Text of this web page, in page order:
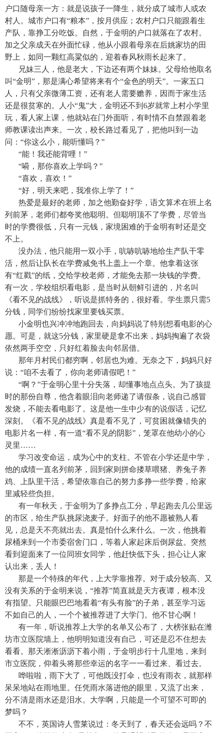
户口随母亲一方：就是说孩子一降生，就分成了城市人或农
村人。城市户口有“粮本”，按月供应；农村户口只能跟着生
产队，靠挣工分吃饭。自然，于金明的户口就落在了农村。
加之父亲成天在外面忙碌，他从小跟着母亲在后姚家坊的田
野上，如同一颗红高粱似的，迎着春风秋雨长起来了。
兄妹三人，他是老大，下边还有两个妹妹。父母给他取名
叫“金明”，那是满心希望将来有个“金色的明天”。一家五口
人，只有父亲微薄工资，还有老人需要赡养，因而于家生活
还是很贫寒的。人小“鬼”大，金明还不到6岁就常上村小学里
玩，看人家上课，他就站在门外面听，有时情不自禁跟着老
师教课读出声来。一次，校长路过看见了，把他叫到一边
问：“你这么小，能听懂吗？”
“能！我还能背哩！”
“嗬，那你喜欢上学吗？”
“喜欢，喜欢！”
“好，明天来吧，我准你上学了！”
热爱是最好的老师，加之他勤奋好学，语文算术在班上名
列前茅，老师们都夸奖他聪明。但聪明顶不了学费，尽管当
时的学费很低，只有一元钱，家境困难的于金明有时还是交
不上。
没办法，他只能用一双小手，吭哧吭哧地给生产队干零
活，然后让队长在学费减免书上盖上一个章。他拿着这张
有“红戳”的纸，交给学校老师，才能免去那一块钱的学费。
有一次，学校组织看电影，是当时从朝鲜引进的，片名叫
《看不见的战线》，听说是抓特务的，很好看。学生票只需5
分钱，同学们纷纷找家里要钱买票。
小金明也兴冲冲地跑回去，向妈妈说了特别想看电影的心
愿。可是，就这5分钱，家里硬是拿不出来，妈妈掏遍了衣袋
依然两手空空，只好红着脸去向邻居借。
那年月村民们都穷啊，邻居也为难。无奈之下，妈妈只好
说：“咱不去看了，你向老师请假吧！”
“啊？”于金明心里十分失落，却懂事地点点头。为了孩提
时的那份自尊，他含着眼泪向老师递了请假条，说自己感冒
发烧，不能去看电影了。这是他一生中少有的说假话，记忆
深刻。《看不见的战线》真是看不见了，可贫困就像错失的
电影片名一样，有一道“看不见的阴影”，笼罩在他幼小的心
灵里……
学习改变命运，成为心中的支柱。不管在小学还是中学，
他的成绩一直名列前茅，回到家则拼命搂草喂猪、养兔子养
鸡、上队里干活，希望依靠自己的努力多挣一些学费，给家
里减轻些负担。
有一年秋天，于金明为了多挣点工分，早起跑去几公里远
的市区，给生产队挑尿浇麦子。好面子的他不愿被熟人看
见，总是天不亮就出去。真是怕什么来什么。一次，他挑着
尿桶来到一个市委宿舍门口，等着人家起床后倒尿盆。突然
看到迎面来了一位同班女同学，他赶快低下头，担心让人家
认出来，丢人！
那是一个特殊的年代，上大学靠推荐。对于成分较高、又
没有关系的于金明来说，“推荐”简直就是天方夜谭，根本没
有指望。只能眼巴巴地看着“有头有脸”的子弟，甚至学习远
不如自己的人，一个个被推荐进了大学门。他不甘心啊！
有一年，听说推荐上大学的名单又公布了，大榜张贴在潍
坊市立医院墙上，他明明知道没有自己，可还是忍不住想去
看看。那天淅淅沥沥下着小雨，于金明步行十几里地，来到
市立医院，仰着头将那些幸运的名字一一看过来、看过去。
哗啦啦，雨下大了，可他既没打伞，也没有雨衣，就那样
呆呆地站在雨地里。任凭雨水落进他的眼里，又流了出来，
分不清是雨水还是泪水。大学啊，只能是一个可望不可即的
梦吗？
不不，英国诗人雪莱说过：冬天到了，春天还会远吗？不